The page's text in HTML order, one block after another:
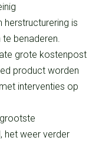
is
benaderen.
grote kostenpost
product worden
interventies op
het weer verder